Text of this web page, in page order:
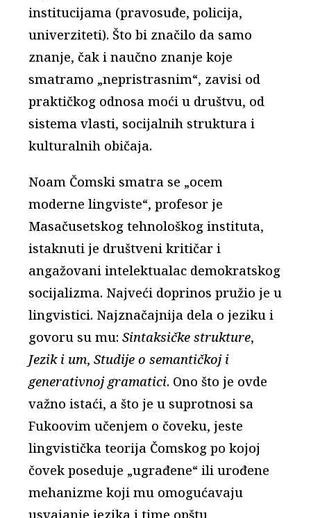
institucijama (pravosuđe, policija,
univerziteti). Što bi značilo da samo
znanje, čak i naučno znanje koje
smatramo „nepristrasnim“, zavisi od
praktičkog odnosa moći u društvu, od
sistema vlasti, socijalnih struktura i
kulturalnih običaja.
Noam Čomski smatra se „ocem
moderne lingviste“, profesor je
Masačusetskog tehnološkog instituta,
istaknuti je društveni kritičar i
angažovani intelektualac demokratskog
socijalizma. Najveći doprinos pružio je u
lingvistici. Najznačajnija dela o jeziku i
govoru su mu:Sintaksičke strukture,
Jezik i um,Studije o semantičkoj i
generativnoj gramatici. Ono što je ovde
važno istaći, a što je u suprotnosi sa
Fukoovim učenjem o čoveku, jeste
lingvistička teorija Čomskog po kojoj
čovek poseduje „ugrađene“ ili urođene
mehanizme koji mu omogućavaju
usvajanje jezika i time opštu